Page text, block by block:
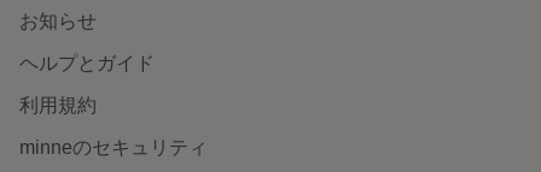
お知らせ
ヘルプとガイド
利用規約
minneのセキュリティ